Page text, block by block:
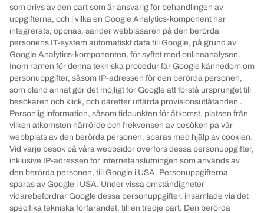
som drivs av den part som är ansvarig för behandlingen av
uppgifterna, och i vilka en Google Analytics-komponent har
integrerats, öppnas, sänder webbläsaren på den berörda
personens IT-system automatiskt data till Google, på grund av
Google Analytics-komponenten, för syftet med onlineanalysen.
Inom ramen för denna tekniska procedur får Google kännedom om
personuppgifter, såsom IP-adressen för den berörda personen,
som bland annat gör det möjligt för Google att förstå ursprunget till
besökaren och klick, och därefter utfärda provisionsutlåtanden .
Personlig information, såsom tidpunkten för åtkomst, platsen från
vilken åtkomsten härrörde och frekvensen av besöken på vår
webbplats av den berörda personen, sparas med hjälp av cookien.
Vid varje besök på våra webbsidor överförs dessa personuppgifter,
inklusive IP-adressen för internetanslutningen som används av
den berörda personen, till Google i USA. Personuppgifterna
sparas av Google i USA. Under vissa omständigheter
vidarebefordrar Google dessa personuppgifter, insamlade via det
specifika tekniska förfarandet, till en tredje part. Den berörda